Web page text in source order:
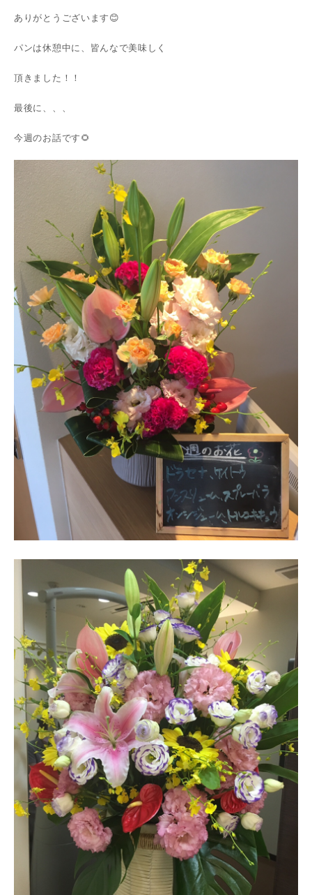
ありがとうございます😊
パンは休憩中に、皆んなで美味しく
頂きました！！
最後に、、、
今週のお話です🌻